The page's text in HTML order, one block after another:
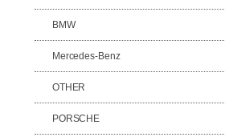
BMW
Mercedes-Benz
OTHER
PORSCHE